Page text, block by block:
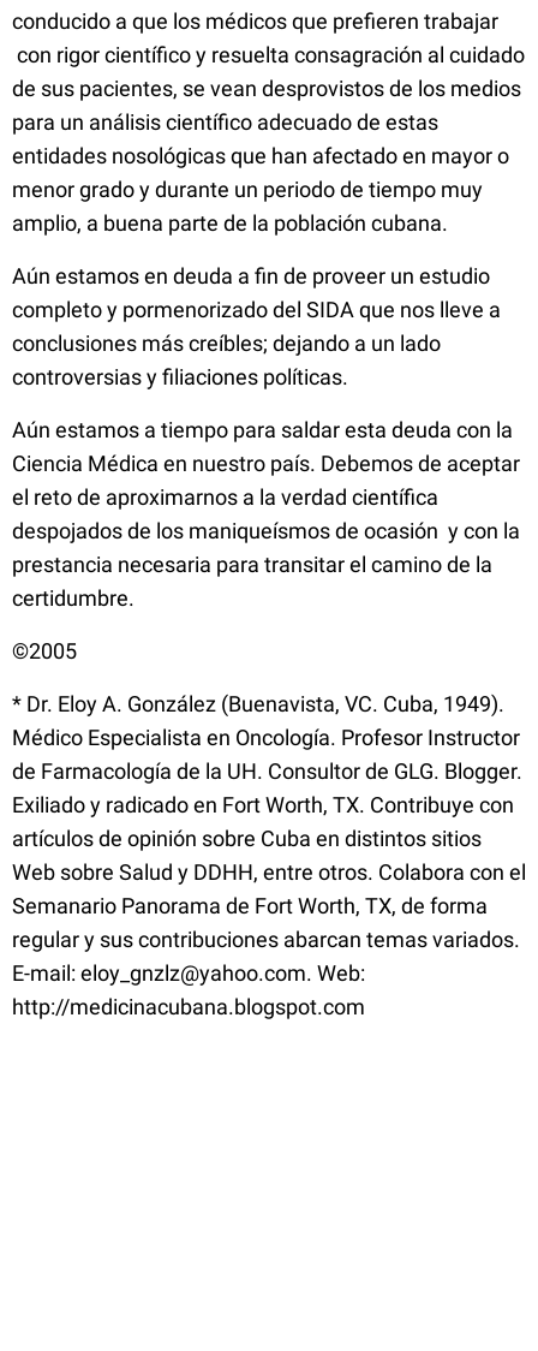
conducido a que los médicos que prefieren trabajar
con rigor científico y resuelta consagración al cuidado
de sus pacientes, se vean desprovistos de los medios
para un análisis científico adecuado de estas
entidades nosológicas que han afectado en mayor o
menor grado y durante un periodo de tiempo muy
amplio, a buena parte de la población cubana.
Aún estamos en deuda a fin de proveer un estudio
completo y pormenorizado del SIDA que nos lleve a
conclusiones más creíbles; dejando a un lado
controversias y filiaciones políticas.
Aún estamos a tiempo para saldar esta deuda con la
Ciencia Médica en nuestro país. Debemos de aceptar
el reto de aproximarnos a la verdad científica
despojados de los maniqueísmos de ocasión y con la
prestancia necesaria para transitar el camino de la
certidumbre.
©2005
* Dr. Eloy A. González (Buenavista, VC. Cuba, 1949).
Médico Especialista en Oncología. Profesor Instructor
de Farmacología de la UH. Consultor de GLG. Blogger.
Exiliado y radicado en Fort Worth, TX. Contribuye con
artículos de opinión sobre Cuba en distintos sitios
Web sobre Salud y DDHH, entre otros. Colabora con el
Semanario Panorama de Fort Worth, TX, de forma
regular y sus contribuciones abarcan temas variados.
E-mail: eloy_gnzlz@yahoo.com. Web:
http://medicinacubana.blogspot.com